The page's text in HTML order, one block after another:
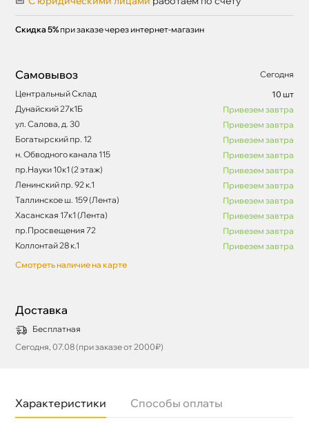
Скидка 5% при заказе через интернет-магазин
Самовывоз
Сегодня
Центральный Склад
10 шт
Дунайский 27к1Б
Привезем завтра
ул. Салова, д. 30
Привезем завтра
Богатырский пр. 12
Привезем завтра
н. Обводного канала 115
Привезем завтра
пр.Науки 10к1 (2 этаж)
Привезем завтра
Ленинский пр. 92 к.1
Привезем завтра
Таллинское ш. 159 (Лента)
Привезем завтра
Хасанская 17к1 (Лента)
Привезем завтра
пр.Просвещения 72
Привезем завтра
Коллонтай 28 к.1
Привезем завтра
Смотреть наличие на карте
Доставка
Бесплатная
Сегодня, 07.08 (при заказе от 2000₽)
Характеристики Способы оплаты